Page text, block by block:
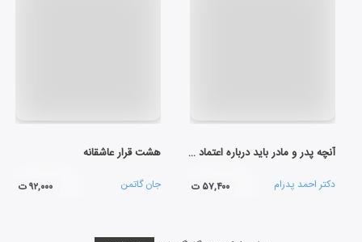
آنچه پدر و مادر باید درباره اعتماد به‌ نفس فرزند خود بدانند
دکتر احمد پدرام ۵۷,۴۰۰ ت
هشت قرار عاشقانه
جان گاتمن ۹۲,۰۰۰ ت